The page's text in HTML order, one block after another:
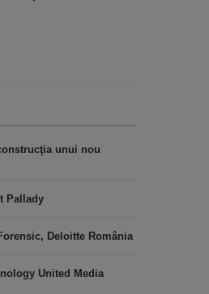
unui nou
Pallady
Deloitte România
United Media